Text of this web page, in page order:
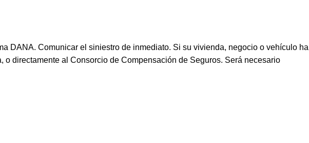
DANA. Comunicar el siniestro de inmediato. Si su vivienda, negocio o vehículo ha
directamente al Consorcio de Compensación de Seguros. Será necesario